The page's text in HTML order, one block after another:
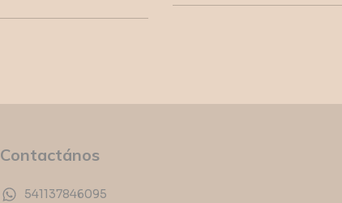
Contactános
541137846095